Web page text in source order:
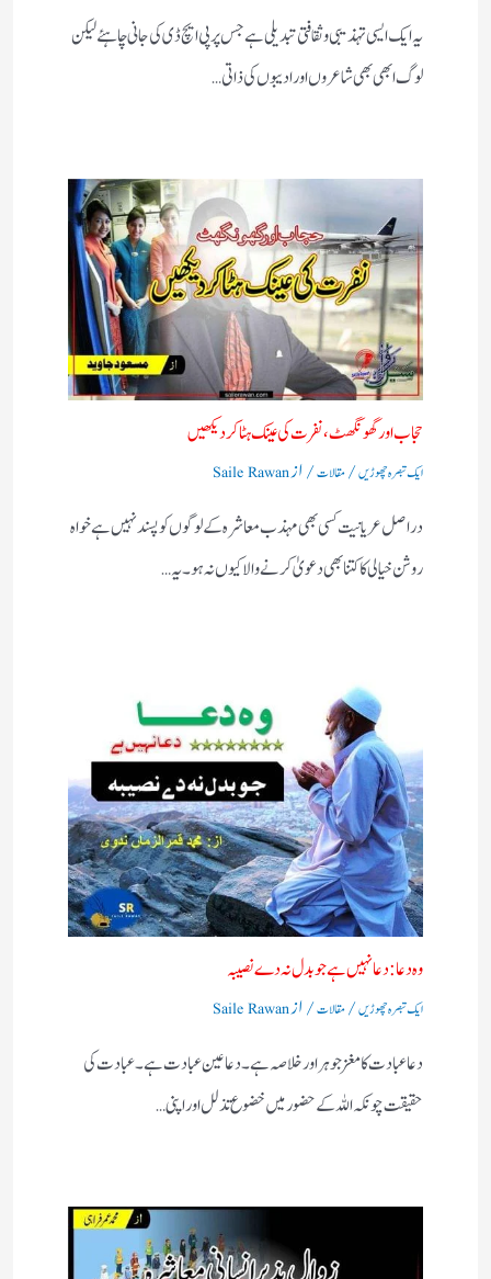
یہ ایک ایسی تہذیبی و ثقافتی تبدیلی ہے جس پر پی ایچ ڈی کی جانی چاہئے لیکن
لوگ ابھی بھی شاعروں اور ادیبوں کی ذاتی…
حجاب اور گھونگھٹ ، نفرت کی عینک ہٹا کر دیکھیں​
ایک تبصرہ چھوڑیں/مقالات/ ازSaile Rawan
دراصل عریانیت کسی بھی مہذب معاشرہ کے لوگوں کو پسند نہیں ہے خواہ
روشن خیالی کا کتنا بھی دعویٰ کرنے والا کیوں نہ ہو ۔یہ…
وہ دعا: دعا نہیں ہے جو بدل نہ دے نصیبہ
ایک تبصرہ چھوڑیں/مقالات/ ازSaile Rawan
دعا عبادت کا مغز جوہر اور خلاصہ ہے۔ دعا عین عبادت ہے ۔ عبادت کی
حقیقت چونکہ اللہ کے حضور میں خضوع تذلل اور اپنی…